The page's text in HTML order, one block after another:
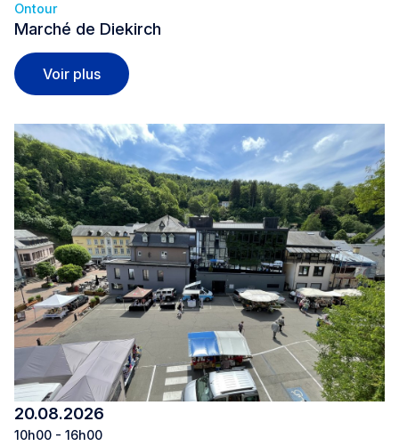
Marché de Diekirch
Ontour
Voir plusMarché de Diekirch
20.08.2026
10h00 - 16h00